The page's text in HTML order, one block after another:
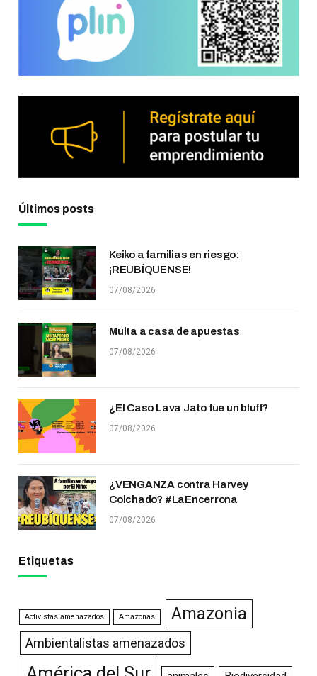
Últimos posts
Keiko a familias en riesgo:
¡REUBÍQUENSE!
07/08/2026
Multa a casa de apuestas
07/08/2026
¿El Caso Lava Jato fue un bluff?
07/08/2026
¿VENGANZA contra Harvey
Colchado? #LaEncerrona
07/08/2026
Etiquetas
Activistas amenazados Amazonas Amazonia
Ambientalistas amenazados